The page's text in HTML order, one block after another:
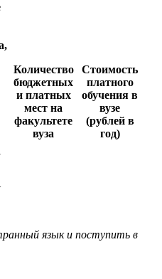
Количество
бюджетных
и платных
мест на
факультете
вуза
Стоимость
платного
обучения в
вузе
(рублей в
год)
язык и поступить в